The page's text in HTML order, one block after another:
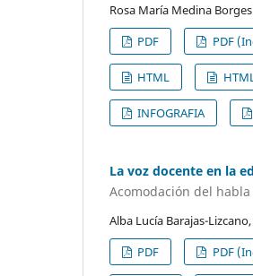
Rosa María Medina
PDF
PDF
HTML
INFOGRAFIA
La voz docente en la
Acomodación del
Alba Lucía Barajas-
PDF
PDF